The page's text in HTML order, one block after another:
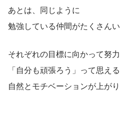
あとは、同じように
勉強している仲間がたくさんい
それぞれの目標に向かって努
「自分も頑張ろう」って思える
自然とモチベーションが上がり